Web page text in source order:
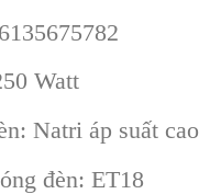
Watt
Natri áp suất cao
đèn: ET18